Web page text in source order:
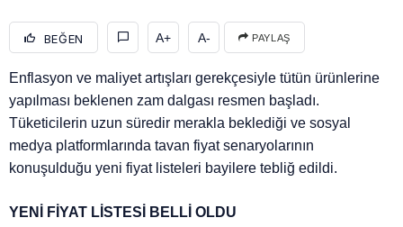
BEĞEN A+ A- PAYLAŞ
Enflasyon ve maliyet artışları gerekçesiyle tütün ürünlerine
yapılması beklenen zam dalgası resmen başladı.
Tüketicilerin uzun süredir merakla beklediği ve sosyal
medya platformlarında tavan fiyat senaryolarının
konuşulduğu yeni fiyat listeleri bayilere tebliğ edildi.
YENİ FİYAT LİSTESİ BELLİ OLDU